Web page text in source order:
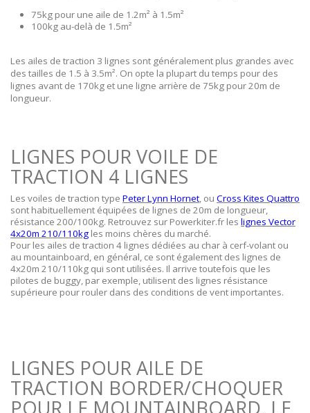
75kg pour une aile de 1.2m² à 1.5m²
100kg au-delà de 1.5m²
Les ailes de traction 3 lignes sont généralement plus grandes avec
des tailles de 1.5 à 3.5m². On opte la plupart du temps pour des
lignes avant de 170kg et une ligne arrière de 75kg pour 20m de
longueur.
LIGNES POUR VOILE DE
TRACTION 4 LIGNES
Les voiles de traction type Peter Lynn Hornet, ou Cross Kites Quattro
sont habituellement équipées de lignes de 20m de longueur,
résistance 200/100kg. Retrouvez sur Powerkiter.fr les lignes Vector
4x20m 210/110kg les moins chères du marché.
Pour les ailes de traction 4 lignes dédiées au char à cerf-volant ou
au mountainboard, en général, ce sont également des lignes de
4x20m 210/110kg qui sont utilisées. Il arrive toutefois que les
pilotes de buggy, par exemple, utilisent des lignes résistance
supérieure pour rouler dans des conditions de vent importantes.
LIGNES POUR AILE DE
TRACTION BORDER/CHOQUER
POUR LE MOUNTAINBOARD, LE